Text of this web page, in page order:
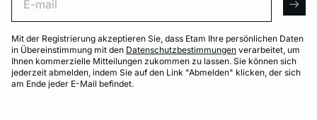
Mit der Registrierung akzeptieren Sie, dass Etam Ihre persönlichen Daten
in Übereinstimmung mit den Datenschutzbestimmungen verarbeitet, um
Ihnen kommerzielle Mitteilungen zukommen zu lassen. Sie können sich
jederzeit abmelden, indem Sie auf den Link "Abmelden" klicken, der sich
am Ende jeder E-Mail befindet.